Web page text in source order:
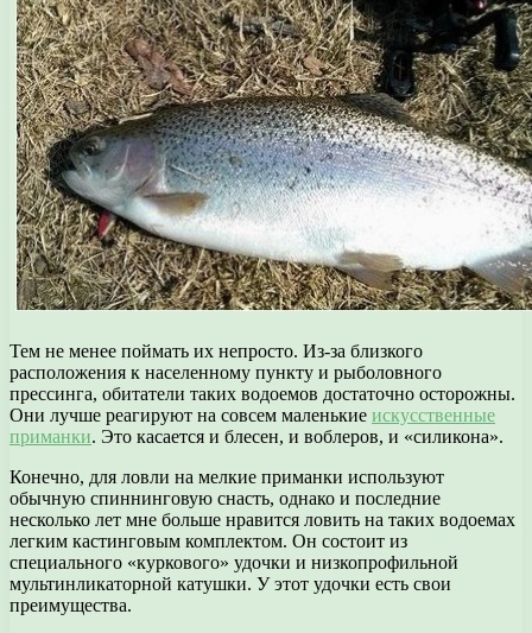
Тем не менее поймать их непросто. Из-за близкого
расположения к населенному пункту и рыболовного
прессинга, обитатели таких водоемов достаточно осторожны.
Они лучше реагируют на совсем маленькие искусственные
приманки. Это касается и блесен, и воблеров, и «силикона».
Конечно, для ловли на мелкие приманки используют
обычную спиннинговую снасть, однако и последние
несколько лет мне больше нравится ловить на таких водоемах
легким кастинговым комплектом. Он состоит из
специального «куркового» удочки и низкопрофильной
мультинликаторной катушки. У этот удочки есть свои
преимущества.